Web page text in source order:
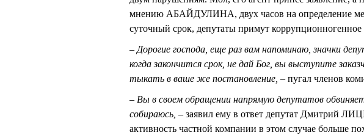
мнению АБАЙДУЛИНА, двух часов на определение
суточный срок, депутаты примут
– Дорогие господа, еще раз вам напоминаю, значки
когда закончится срок, не дай Бог, вы выступите
тыкать в ваше же постановление, – пугал членов
– Вы в своем обращении напрямую депутатов
собираюсь, – заявил ему в ответ депутат Дмитрий
активность частной компании в этом случае больше